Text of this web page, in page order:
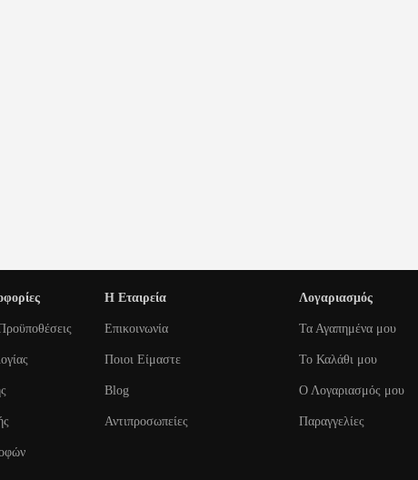
Η Εταιρεία
Επικοινωνία
Ποιοι Είμαστε
Blog
Αντιπροσωπείες
Λογαριασμός
Τα Αγαπημένα μου
To Καλάθι μου
Ο Λογαριασμός μου
Παραγγελίες